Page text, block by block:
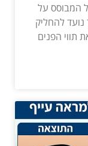
המבוסס על
להחליק
תווי הפנים